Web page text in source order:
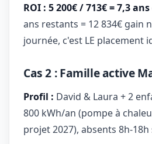
ROI : 5 200€ / 713€ = 7,3 ans
ans restants = 12 834€ gain
journée, c'est LE placement
Cas 2 : Famille active
Profil : David & Laura + 2
800 kWh/an (pompe à
projet 2027), absents 8h-